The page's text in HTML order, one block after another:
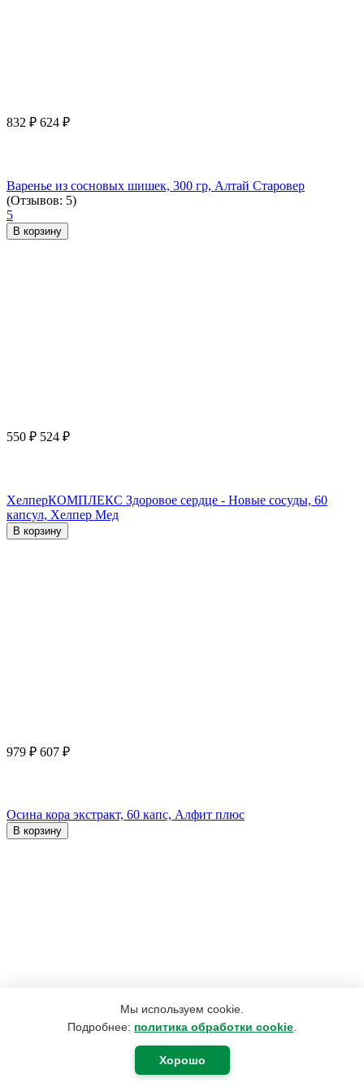
Мы используем cookie.
Подробнее: политика обработки cookie
Хорошо
832 ₽ 624 ₽
Варенье из сосновых шишек, 300 гр, Алтай Старовер
(Отзывов: 5)
5
В корзину
550 ₽ 524 ₽
ХелперКОМПЛЕКС Здоровое сердце - Новые сосуды, 60
капсул, Хелпер Мед
В корзину
979 ₽ 607 ₽
Осина кора экстракт, 60 капс, Алфит плюс
В корзину